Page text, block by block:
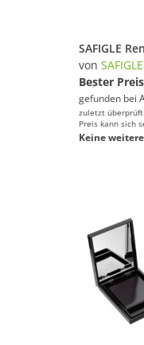
von SAFIGLE
Bester Preis
gefunden bei
zuletzt
Preis kann sich
Keine